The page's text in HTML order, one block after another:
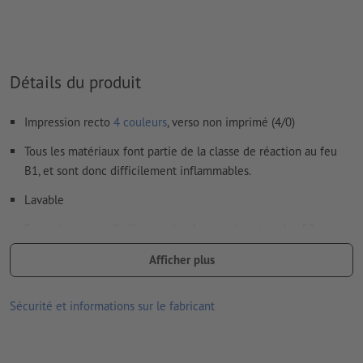
Détails du produit
Impression recto 4 couleurs, verso non imprimé (4/0)
Tous les matériaux font partie de la classe de réaction au feu
B1, et sont donc difficilement inflammables.
Lavable
pour fixation facile
Les œillets sont réalisés en tenant compte du sens de lecture
articles supplémentaires en option : Sets de fixation
Afficher plus
Sécurité et informations sur le fabricant